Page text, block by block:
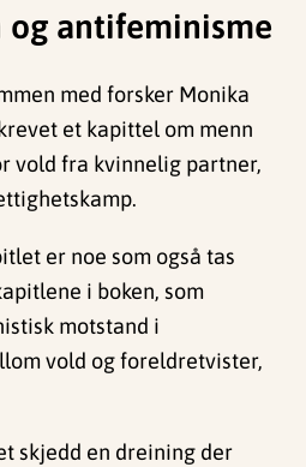
og antifeminisme
med forsker Monika
et kapittel om menn
vold fra kvinnelig partner,
er noe som også tas
i boken, som
motstand i
vold og foreldretvister,
skjedd en dreining der